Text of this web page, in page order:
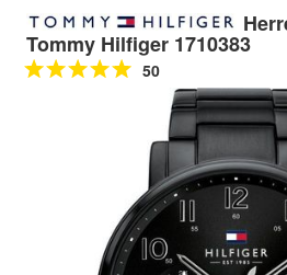
Tommy Hilfiger 1710383
50